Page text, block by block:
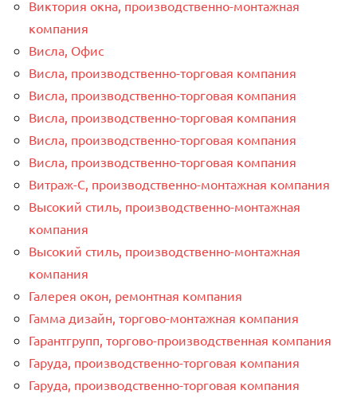
Виктория окна, производственно-монтажная
компания
Висла, Офис
Висла, производственно-торговая компания
Висла, производственно-торговая компания
Висла, производственно-торговая компания
Висла, производственно-торговая компания
Висла, производственно-торговая компания
Витраж-С, производственно-монтажная компания
Высокий стиль, производственно-монтажная
компания
Высокий стиль, производственно-монтажная
компания
Галерея окон, ремонтная компания
Гамма дизайн, торгово-монтажная компания
Гарантгрупп, торгово-производственная компания
Гаруда, производственно-торговая компания
Гаруда, производственно-торговая компания